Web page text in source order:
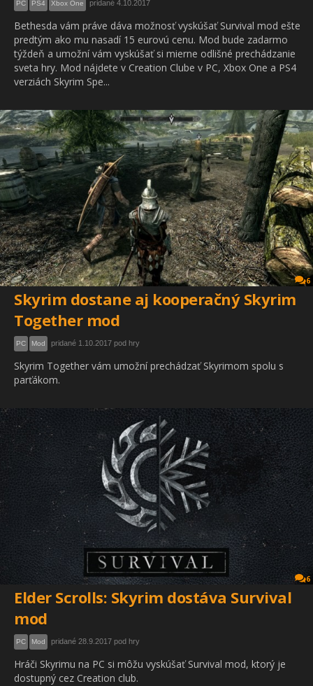
PC PS4 Xbox One pridané 4.10.2017
Bethesda vám práve dáva možnosť vyskúšať Survival mod ešte
predtým ako mu nasadí 15 eurovú cenu. Mod bude zadarmo
týždeň a umožní vám vyskúšať si mierne odlišné prechádzanie
sveta hry. Mod nájdete v Creation Clube v PC, Xbox One a PS4
verziách Skyrim Spe...
6
Skyrim dostane aj kooperačný Skyrim
Together mod
PC Mod pridané 1.10.2017 pod hry
Skyrim Together vám umožní prechádzať Skyrimom spolu s
parťákom.
6
Elder Scrolls: Skyrim dostáva Survival
mod
PC Mod pridané 28.9.2017 pod hry
Hráči Skyrimu na PC si môžu vyskúšať Survival mod, ktorý je
dostupný cez Creation club.